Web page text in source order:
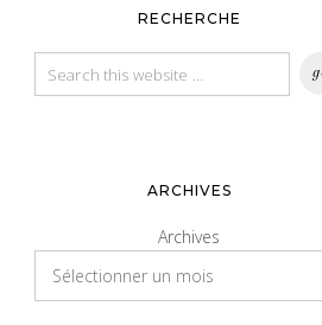
RECHERCHE
ARCHIVES
Archives